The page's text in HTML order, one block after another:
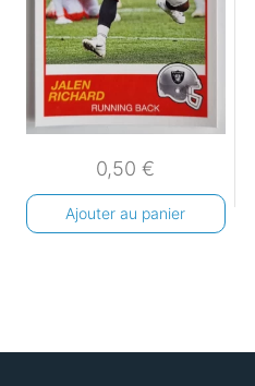
0,50€
Ajouter au panier